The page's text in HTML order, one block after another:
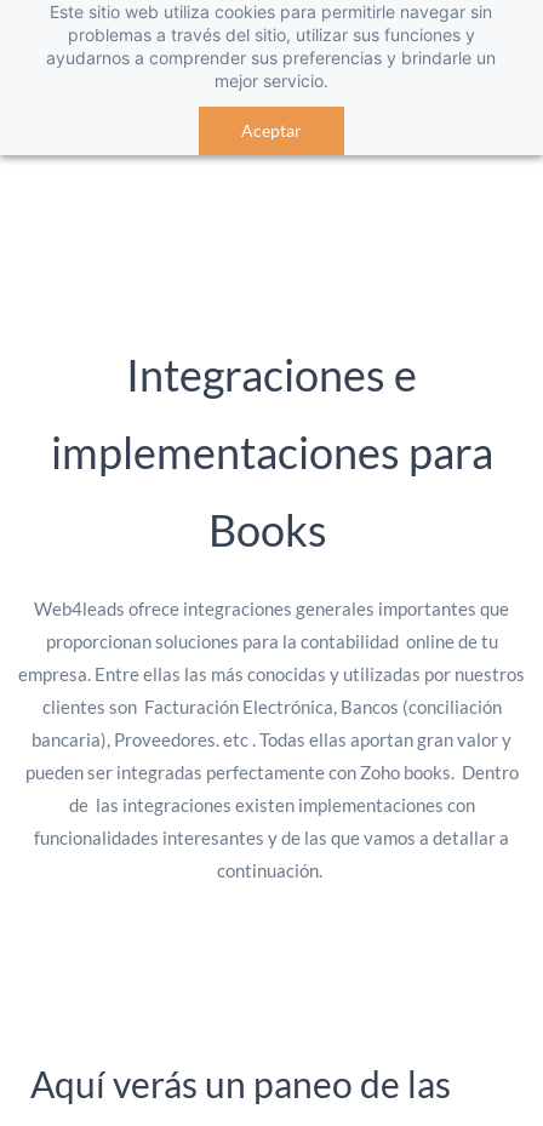
Este sitio web utiliza cookies para permitirle navegar sin
problemas a través del sitio, utilizar sus funciones y
ayudarnos a comprender sus preferencias y brindarle un
mejor servicio.
Aceptar
Integraciones e
implementaciones para
Books
Web4leads ofrece integraciones generales importantes que
proporcionan soluciones para la contabilidad online de tu
empresa. Entre ellas las más conocidas y utilizadas por nuestros
clientes son Facturación Electrónica, Bancos (conciliación
bancaria), Proveedores. etc . Todas ellas aportan gran valor y
pueden ser integradas perfectamente con Zoho books. Dentro
de las integraciones existen implementaciones con
funcionalidades interesantes y de las que vamos a detallar a
continuación.
Aquí verás un paneo de las